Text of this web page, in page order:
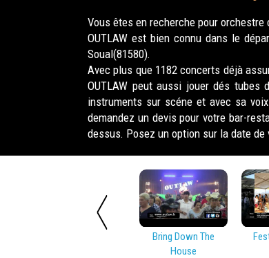
Vous êtes en recherche pour
OUTLAW est bien connu dans le
Soual(81580).
Avec plus que 1182 concerts déjà
OUTLAW peut aussi jouer dés tubes
instruments sur scéne et avec sa
demandez un devis pour votre bar-
dessus. Posez un option sur la date de
Bring Down The
House